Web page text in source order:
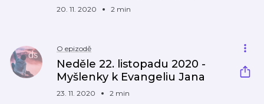
20. 11. 2020 2 min
O epizodě
Neděle 22. listopadu 2020 -
Myšlenky k Evangeliu Jana
23. 11. 2020 2 min